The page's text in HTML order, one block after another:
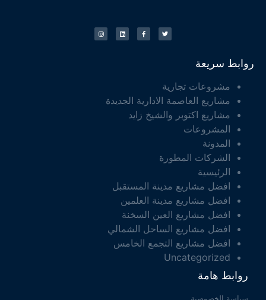
روابط سريعة
مشروعات تجارية
مشاريع العاصمة الادارية الجديدة
مشاريع اكتوبر والشيخ زايد
المشروعات
المدونة
الشركات المطورة
الرئيسية
افضل مشاريع مدينة المستقبل
افضل مشاريع مدينة العلمين
افضل مشاريع العين السخنة
افضل مشاريع الساحل الشمالي
افضل مشاريع التجمع الخامس
Uncategorized
روابط هامة